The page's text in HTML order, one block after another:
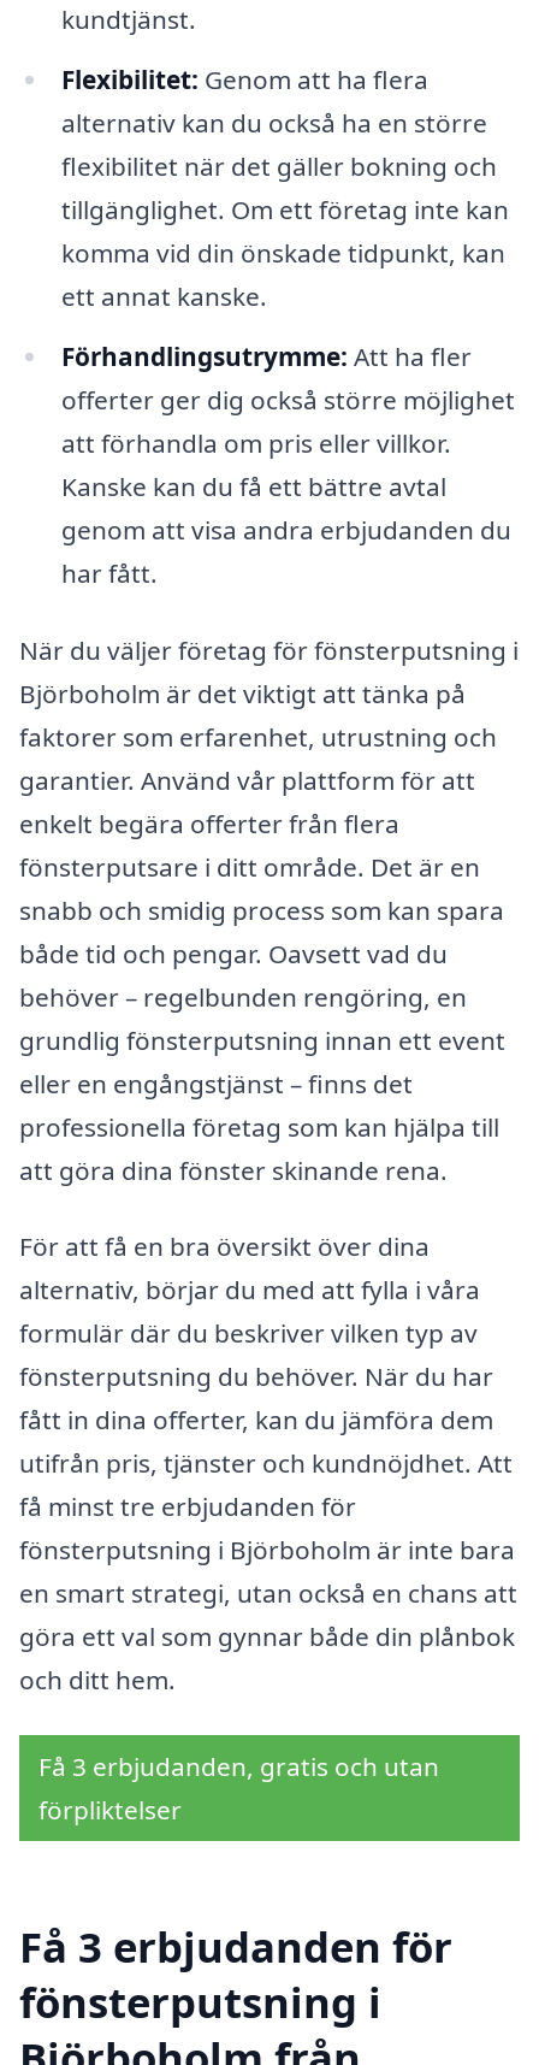
kundtjänst.
Flexibilitet: Genom att ha flera
alternativ kan du också ha en större
flexibilitet när det gäller bokning och
tillgänglighet. Om ett företag inte kan
komma vid din önskade tidpunkt, kan
ett annat kanske.
Förhandlingsutrymme: Att ha fler
offerter ger dig också större möjlighet
att förhandla om pris eller villkor.
Kanske kan du få ett bättre avtal
genom att visa andra erbjudanden du
har fått.
När du väljer företag för fönsterputsning i
Björboholm är det viktigt att tänka på
faktorer som erfarenhet, utrustning och
garantier. Använd vår plattform för att
enkelt begära offerter från flera
fönsterputsare i ditt område. Det är en
snabb och smidig process som kan spara
både tid och pengar. Oavsett vad du
behöver – regelbunden rengöring, en
grundlig fönsterputsning innan ett event
eller en engångstjänst – finns det
professionella företag som kan hjälpa till
att göra dina fönster skinande rena.
För att få en bra översikt över dina
alternativ, börjar du med att fylla i våra
formulär där du beskriver vilken typ av
fönsterputsning du behöver. När du har
fått in dina offerter, kan du jämföra dem
utifrån pris, tjänster och kundnöjdhet. Att
få minst tre erbjudanden för
fönsterputsning i Björboholm är inte bara
en smart strategi, utan också en chans att
göra ett val som gynnar både din plånbok
och ditt hem.
Få 3 erbjudanden, gratis och utan
förpliktelser
Få 3 erbjudanden för
fönsterputsning i